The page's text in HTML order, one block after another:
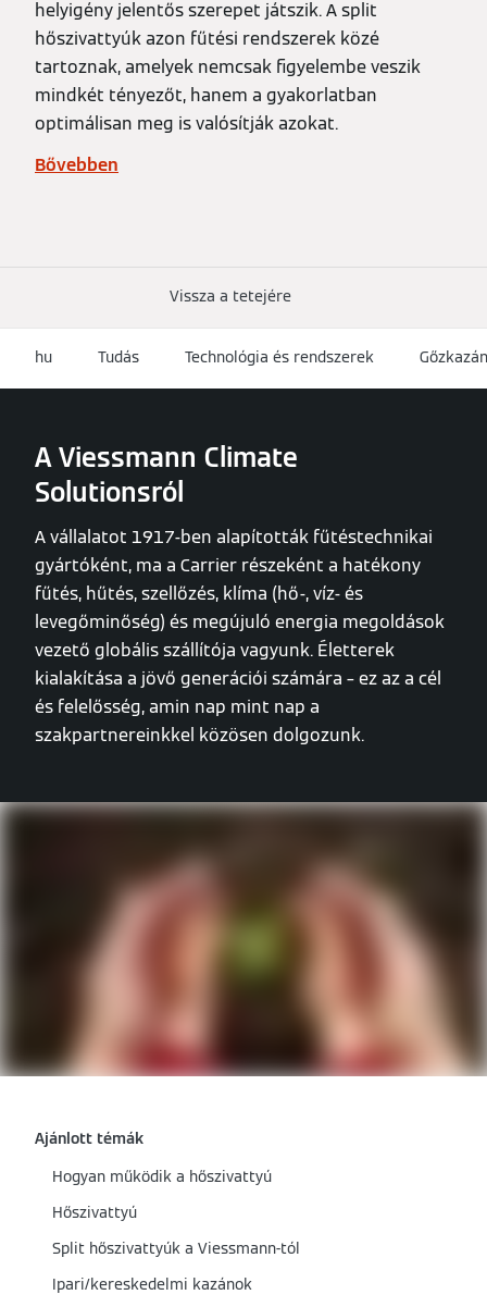
helyigény jelentős szerepet játszik. A split
hőszivattyúk azon fűtési rendszerek közé
tartoznak, amelyek nemcsak figyelembe veszik
mindkét tényezőt, hanem a gyakorlatban
optimálisan meg is valósítják azokat.
Bővebben
Vissza a tetejére
hu Tudás Technológia és rendszerek
A Viessmann Climate
Solutionsról
A vállalatot 1917-ben alapították fűtéstechnikai
gyártóként, ma a Carrier részeként a hatékony
fűtés, hűtés, szellőzés, klíma (hő-, víz- és
levegőminőség) és megújuló energia megoldások
vezető globális szállítója vagyunk. Életterek
kialakítása a jövő generációi számára – ez az a cél
és felelősség, amin nap mint nap a
szakpartnereinkkel közösen dolgozunk.
Ajánlott témák
Hogyan működik a hőszivattyú
Hőszivattyú
Split hőszivattyúk a Viessmann-tól
Ipari/kereskedelmi kazánok